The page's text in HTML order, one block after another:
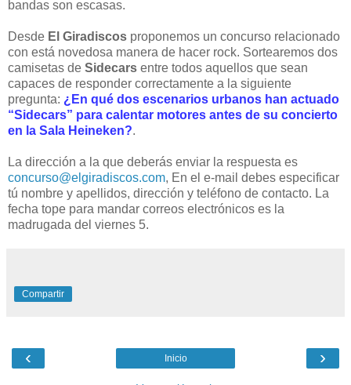
bandas son escasas.
Desde El Giradiscos proponemos un concurso relacionado
con está novedosa manera de hacer rock. Sortearemos dos
camisetas de Sidecars entre todos aquellos que sean
capaces de responder correctamente a la siguiente
pregunta: ¿En qué dos escenarios urbanos han actuado
“Sidecars” para calentar motores antes de su concierto
en la Sala Heineken?.
La dirección a la que deberás enviar la respuesta es
concurso@elgiradiscos.com, En el e-mail debes especificar
tú nombre y apellidos, dirección y teléfono de contacto. La
fecha tope para mandar correos electrónicos es la
madrugada del viernes 5.
Compartir
‹ ›
Inicio